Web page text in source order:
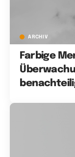
ARCHIV
Farbige